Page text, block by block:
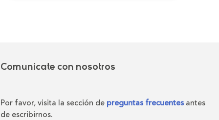
Comunícate con nosotros
Por favor, visita la sección de preguntas frecuentes antes
de escribirnos.